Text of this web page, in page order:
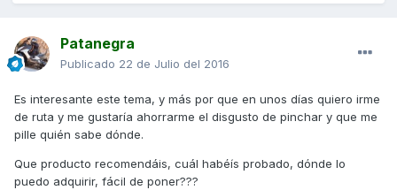
Patanegra
Publicado 22 de Julio del 2016
Es interesante este tema, y más por que en unos días quiero irme
de ruta y me gustaría ahorrarme el disgusto de pinchar y que me
pille quién sabe dónde.
Que producto recomendáis, cuál habéís probado, dónde lo
puedo adquirir, fácil de poner???